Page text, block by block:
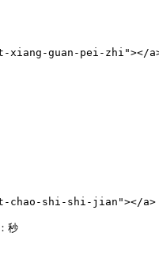
xiang-guan-pei-zhi"></
chao-shi-shi-jian"></a>
秒